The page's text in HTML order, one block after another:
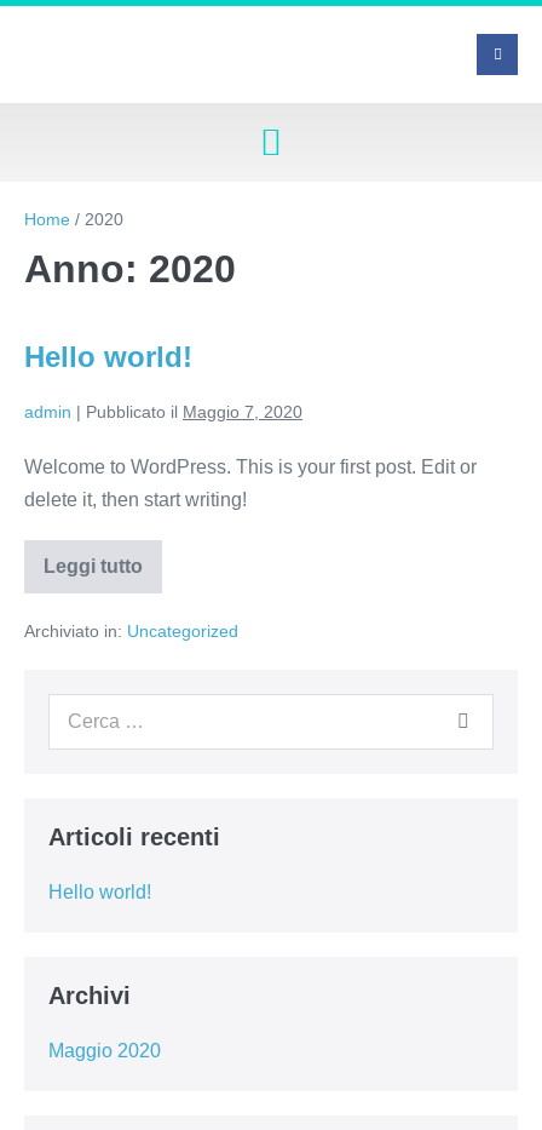
Home / 2020
Anno: 2020
Hello world!
admin | Pubblicato il Maggio 7, 2020
Welcome to WordPress. This is your first post. Edit or
delete it, then start writing!
Leggi tutto
Archiviato in: Uncategorized
Articoli recenti
Hello world!
Archivi
Maggio 2020